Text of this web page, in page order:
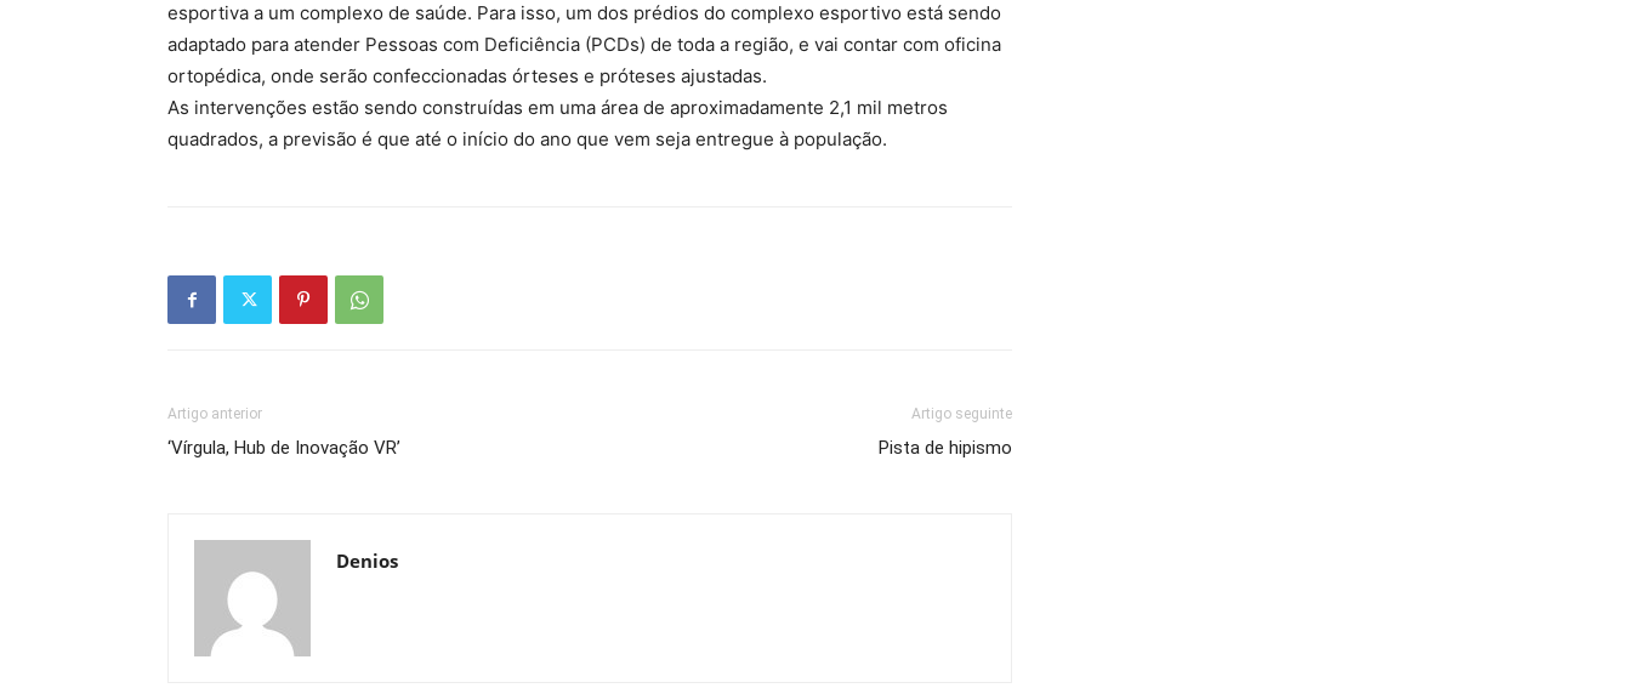
esportiva a um complexo de saúde. Para isso, um dos prédios do complexo esportivo está sendo
adaptado para atender Pessoas com Deficiência (PCDs) de toda a região, e vai contar com oficina
ortopédica, onde serão confeccionadas órteses e próteses ajustadas.
As intervenções estão sendo construídas em uma área de aproximadamente 2,1 mil metros
quadrados, a previsão é que até o início do ano que vem seja entregue à população.
Artigo anterior
‘Vírgula, Hub de Inovação VR’
Artigo seguinte
Pista de hipismo
Denios